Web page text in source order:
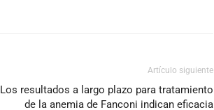
Artículo siguiente
Los resultados a largo plazo para tratamiento
de la anemia de Fanconi indican eficacia